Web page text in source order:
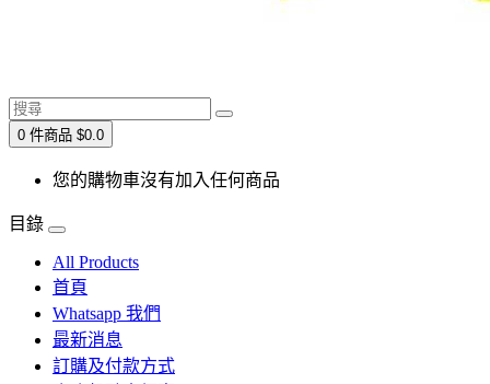
0 件商品 $0.0
您的購物車沒有加入任何商品
目錄
All Products
首頁
Whatsapp 我們
最新消息
訂購及付款方式